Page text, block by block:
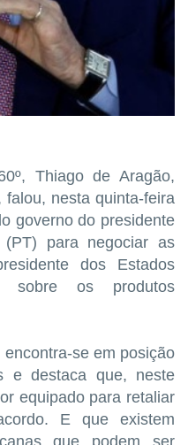
Thiago de Aragão,
nesta quinta-feira
governo do presidente
para negociar as
dos Estados
sobre os produtos
se em posição
e destaca que, neste
equipado para retaliar
E que existem
que podem ser